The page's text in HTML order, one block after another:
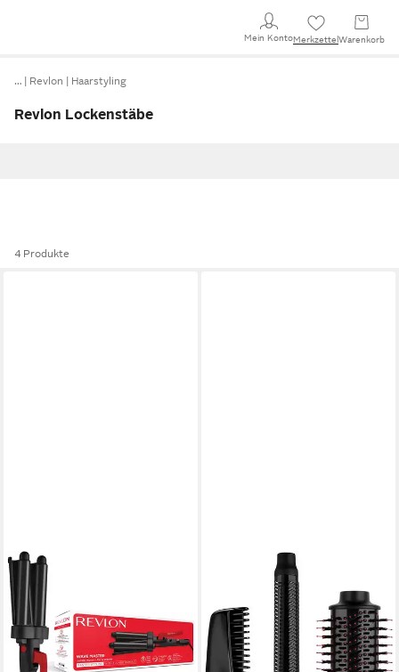
Mein KontoMerkzettel Warenkorb
… Revlon Haarstyling
Revlon Lockenstäbe
4 Produkte